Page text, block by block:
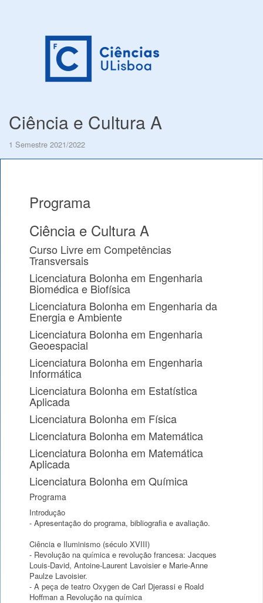
Ciência e Cultura A
1 Semestre 2021/2022
Programa
Ciência e Cultura A
Curso Livre em Competências
Transversais
Licenciatura Bolonha em Engenharia
Biomédica e Biofísica
Licenciatura Bolonha em Engenharia da
Energia e Ambiente
Licenciatura Bolonha em Engenharia
Geoespacial
Licenciatura Bolonha em Engenharia
Informática
Licenciatura Bolonha em Estatística
Aplicada
Licenciatura Bolonha em Física
Licenciatura Bolonha em Matemática
Licenciatura Bolonha em Matemática
Aplicada
Licenciatura Bolonha em Química
Programa
Introdução
- Apresentação do programa, bibliografia e avaliação.
Ciência e Iluminismo (século XVIII)
- Revolução na química e revolução francesa: Jacques
Louis-David, Antoine-Laurent Lavoisier e Marie-Anne
Paulze Lavoisier.
- A peça de teatro Oxygen de Carl Djerassi e Roald
Hoffman a Revolução na química